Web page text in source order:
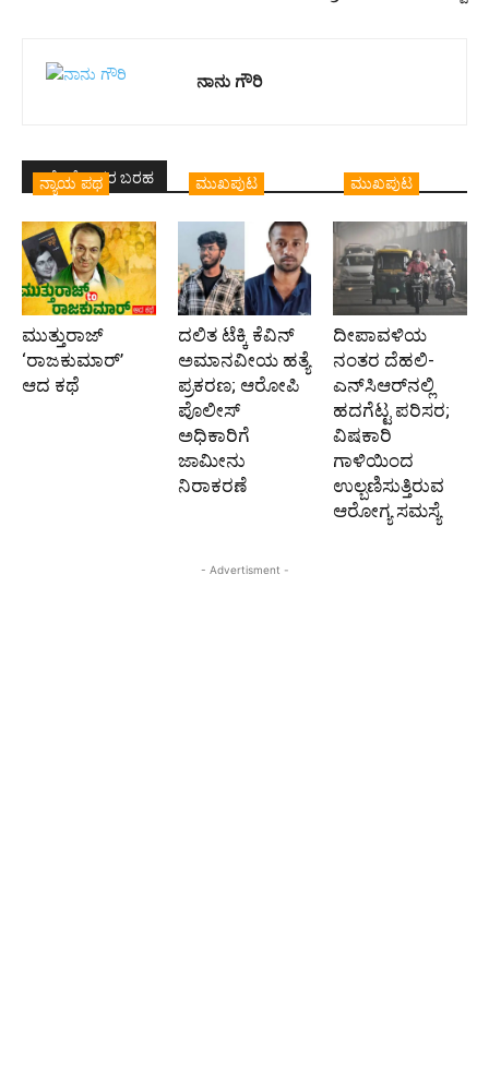
ನಾನು ಗೌರಿ
ಇದೇ ಲೇಖಕರ ಬರಹ
ನ್ಯಾಯ ಪಥ
ಮುತ್ತುರಾಜ್
‘ರಾಜಕುಮಾರ್‍’
ಆದ ಕಥೆ
ಮುಖಪುಟ
ದಲಿತ ಟೆಕ್ಕಿ ಕೆವಿನ್
ಅಮಾನವೀಯ ಹತ್ಯೆ
ಪ್ರಕರಣ; ಆರೋಪಿ
ಪೊಲೀಸ್‌
ಅಧಿಕಾರಿಗೆ
ಜಾಮೀನು
ನಿರಾಕರಣೆ
ಮುಖಪುಟ
ದೀಪಾವಳಿಯ
ನಂತರ ದೆಹಲಿ-
ಎನ್‌ಸಿಆರ್‌ನಲ್ಲಿ
ಹದಗೆಟ್ಟ ಪರಿಸರ;
ವಿಷಕಾರಿ
ಗಾಳಿಯಿಂದ
ಉಲ್ಬಣಿಸುತ್ತಿರುವ
ಆರೋಗ್ಯ ಸಮಸ್ಯೆ
- Advertisment -